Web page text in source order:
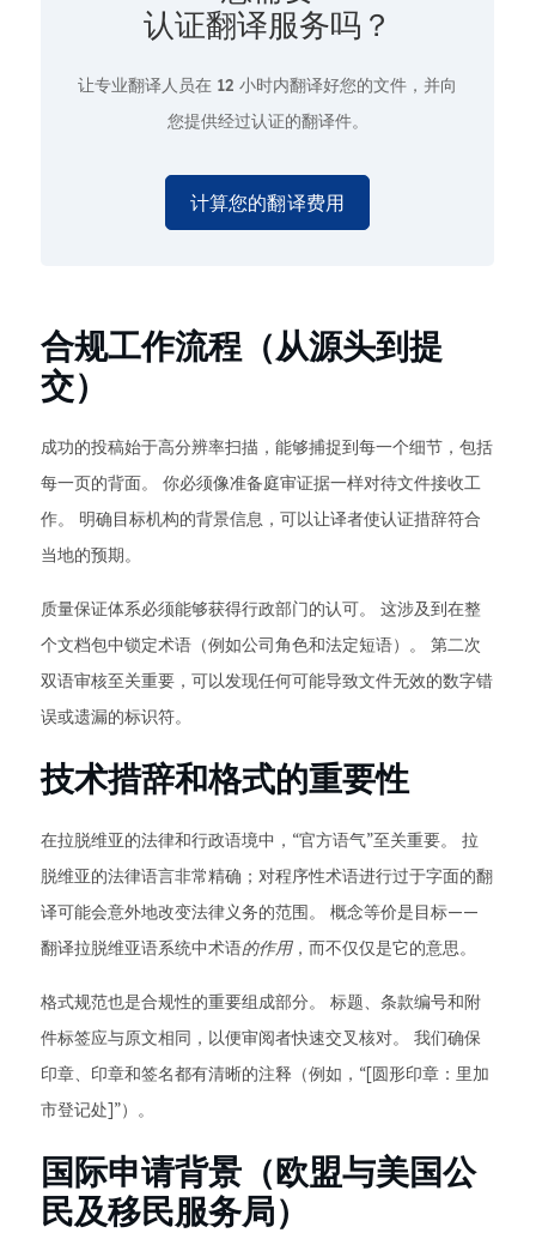
认证翻译服务吗？
让专业翻译人员在 12 小时内翻译好您的文件，并向
您提供经过认证的翻译件。
计算您的翻译费用
合规工作流程（从源头到提
交）
成功的投稿始于高分辨率扫描，能够捕捉到每一个细节，包括
每一页的背面。 你必须像准备庭审证据一样对待文件接收工
作。 明确目标机构的背景信息，可以让译者使认证措辞符合
当地的预期。
质量保证体系必须能够获得行政部门的认可。 这涉及到在整
个文档包中锁定术语（例如公司角色和法定短语）。 第二次
双语审核至关重要，可以发现任何可能导致文件无效的数字错
误或遗漏的标识符。
技术措辞和格式的重要性
在拉脱维亚的法律和行政语境中，“官方语气”至关重要。 拉
脱维亚的法律语言非常精确；对程序性术语进行过于字面的翻
译可能会意外地改变法律义务的范围。 概念等价是目标——
翻译拉脱维亚语系统中术语的作用，而不仅仅是它的意思。
格式规范也是合规性的重要组成部分。 标题、条款编号和附
件标签应与原文相同，以便审阅者快速交叉核对。 我们确保
印章、印章和签名都有清晰的注释（例如，“[圆形印章：里加
市登记处]”）。
国际申请背景（欧盟与美国公
民及移民服务局）